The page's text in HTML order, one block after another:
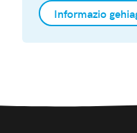
Informazio